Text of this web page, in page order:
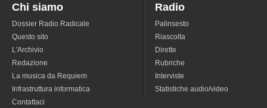
Chi siamo
Dossier Radio Radicale
Questo sito
L'Archivio
Redazione
La musica da Requiem
Infrastruttura informatica
Contattaci
Radio
Palinsesto
Riascolta
Dirette
Rubriche
Interviste
Statistiche audio/video